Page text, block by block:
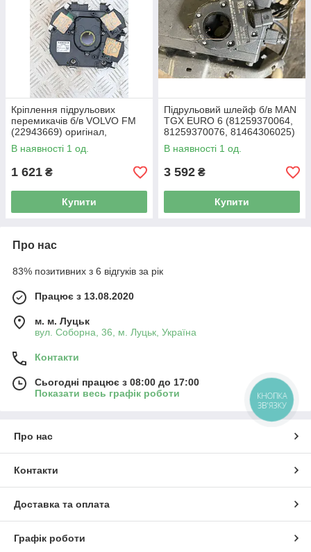
Кріплення підрульових
перемикачів б/в VOLVO FM
(22943669) оригінал,
220х60х240 мм
В наявності 1 од.
1 621 ₴
Купити
Підрульовий шлейф б/в MAN
TGX EURO 6 (81259370064,
81259370076, 81464306025)
оригінал, 100х30х100 мм
В наявності 1 од.
3 592 ₴
Купити
Про нас
83% позитивних з 6 відгуків за рік
Працює з 13.08.2020
м. м. Луцьк
вул. Соборна, 36, м. Луцьк, Україна
Контакти
Сьогодні працює з 08:00 до 17:00
Показати весь графік роботи
Про нас
Контакти
Доставка та оплата
Графік роботи
КНОПКА
ЗВ'ЯЗКУ